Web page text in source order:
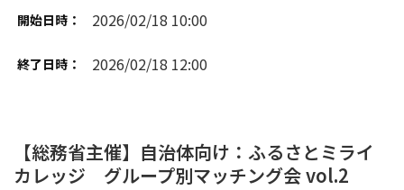
開始日時： 2026/02/18 10:00
終了日時： 2026/02/18 12:00
【総務省主催】自治体向け：ふるさとミライ
カレッジ グループ別マッチング会 vol.2